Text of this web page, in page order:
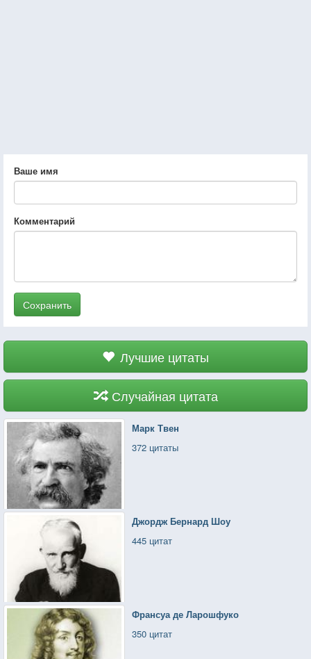
Ваше имя
Комментарий
Сохранить
Лучшие цитаты
Случайная цитата
Марк Твен
372 цитаты
Джордж Бернард Шоу
445 цитат
Франсуа де Ларошфуко
350 цитат